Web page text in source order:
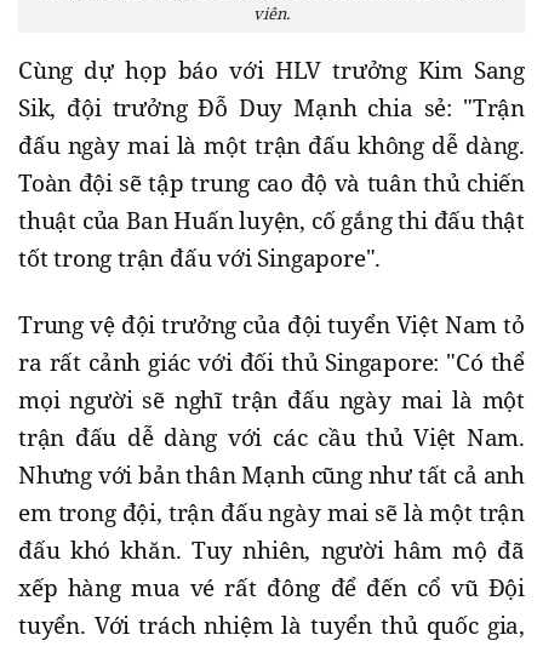
viên.
Cùng dự họp báo với HLV trưởng Kim Sang
Sik, đội trưởng Đỗ Duy Mạnh chia sẻ: "Trận
đấu ngày mai là một trận đấu không dễ dàng.
Toàn đội sẽ tập trung cao độ và tuân thủ chiến
thuật của Ban Huấn luyện, cố gắng thi đấu thật
tốt trong trận đấu với Singapore".
Trung vệ đội trưởng của đội tuyển Việt Nam tỏ
ra rất cảnh giác với đối thủ Singapore: "Có thể
mọi người sẽ nghĩ trận đấu ngày mai là một
trận đấu dễ dàng với các cầu thủ Việt Nam.
Nhưng với bản thân Mạnh cũng như tất cả anh
em trong đội, trận đấu ngày mai sẽ là một trận
đấu khó khăn. Tuy nhiên, người hâm mộ đã
xếp hàng mua vé rất đông để đến cổ vũ Đội
tuyển. Với trách nhiệm là tuyển thủ quốc gia,